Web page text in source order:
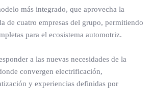
más integrado, que aprovecha la
de cuatro empresas del grupo, permitiendo
para el ecosistema automotriz.
a las nuevas necesidades de la
convergen electrificación,
y experiencias definidas por